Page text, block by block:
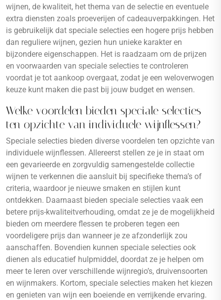
wijnen, de kwaliteit, het thema van de selectie en eventuele
extra diensten zoals proeverijen of cadeauverpakkingen. Het
is gebruikelijk dat speciale selecties een hogere prijs hebben
dan reguliere wijnen, gezien hun unieke karakter en
bijzondere eigenschappen. Het is raadzaam om de prijzen
en voorwaarden van speciale selecties te controleren
voordat je tot aankoop overgaat, zodat je een weloverwogen
keuze kunt maken die past bij jouw budget en wensen.
Welke voordelen bieden speciale selecties
ten opzichte van individuele wijnflessen?
Speciale selecties bieden diverse voordelen ten opzichte van
individuele wijnflessen. Allereerst stellen ze je in staat om
een gevarieerde en zorgvuldig samengestelde collectie
wijnen te verkennen die aansluit bij specifieke thema’s of
criteria, waardoor je nieuwe smaken en stijlen kunt
ontdekken. Daarnaast bieden speciale selecties vaak een
betere prijs-kwaliteitverhouding, omdat ze je de mogelijkheid
bieden om meerdere flessen te proberen tegen een
voordeligere prijs dan wanneer je ze afzonderlijk zou
aanschaffen. Bovendien kunnen speciale selecties ook
dienen als educatief hulpmiddel, doordat ze je helpen om
meer te leren over verschillende wijnregio’s, druivensoorten
en wijnmakers. Kortom, speciale selecties maken het kiezen
en genieten van wijn een boeiende en verrijkende ervaring.